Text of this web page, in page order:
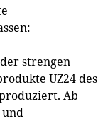
strengen
UZ24 des
Ab